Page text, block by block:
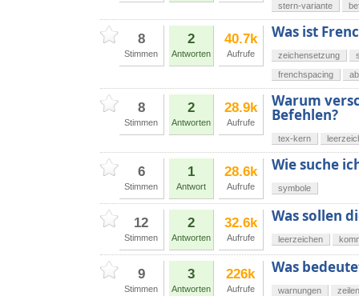
stern-variante
8
Stimmen
2
Antworten
40.7k
Aufrufe
Was ist
zeichensetzung
frenchspacing
8
Stimmen
2
Antworten
28.9k
Aufrufe
Warum
Befehlen?
tex-kern
6
Stimmen
1
Antwort
28.6k
Aufrufe
Wie suche
symbole
12
Stimmen
2
Antworten
32.6k
Aufrufe
Was sollen
leerzeichen
9
Stimmen
3
Antworten
226k
Aufrufe
Was
warnungen